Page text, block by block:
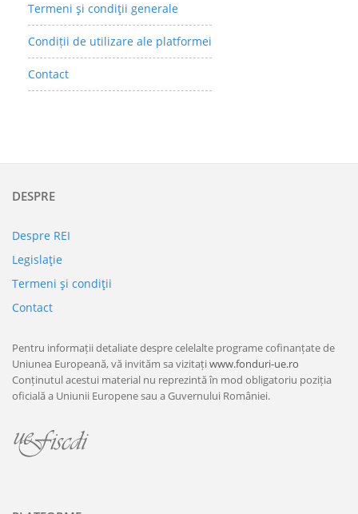
Termeni şi condiţii generale
Condiții de utilizare ale platformei
Contact
DESPRE
Despre REI
Legislaţie
Termeni şi condiţii
Contact
Pentru informații detaliate despre celelalte programe cofinanțate de
Uniunea Europeană, vă invităm sa vizitațiwww.fonduri-ue.ro
Conținutul acestui material nu reprezintă în mod obligatoriu poziția
oficială a Uniunii Europene sau a Guvernului României.